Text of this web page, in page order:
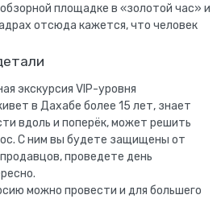
площадке в «золотой час» и
отсюда кажется, что человек
экскурсия VIP-уровня
в Дахабе более 15 лет, знает
вдоль и поперёк, может решить
С ним вы будете защищены от
проведете день
можно провести и для большего